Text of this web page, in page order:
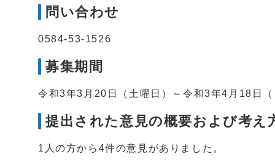
問い合わせ
0584-53-1526
募集期間
令和3年3月20日（土曜日）～令和3年4月18日
提出された意見の概要および考え
1人の方から4件の意見がありました。